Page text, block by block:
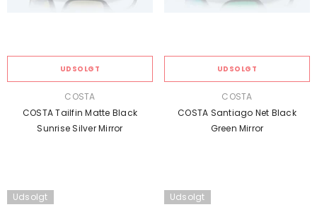
UDSOLGT
COSTA
COSTA Tailfin Matte Black
Sunrise Silver Mirror
UDSOLGT
COSTA
COSTA Santiago Net Black
Green Mirror
Udsolgt Udsolgt